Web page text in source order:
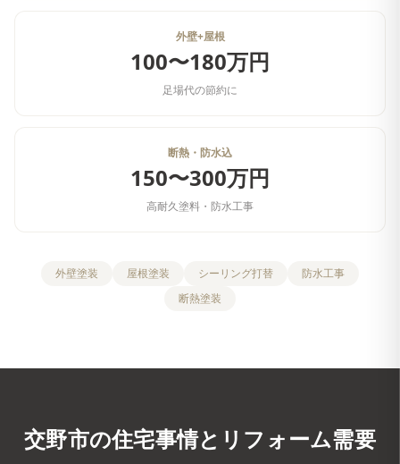
外壁+屋根
100〜180万円
足場代の節約に
断熱・防水込
150〜300万円
高耐久塗料・防水工事
外壁塗装 屋根塗装 シーリング打替
防水工事
断熱塗装
交野市の住宅事情とリフォーム需要